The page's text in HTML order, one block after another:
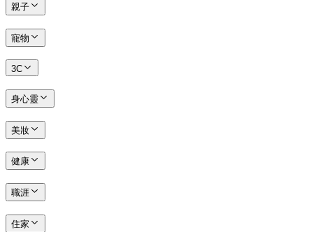
親子
寵物
3C
身心靈
美妝
健康
職涯
住家